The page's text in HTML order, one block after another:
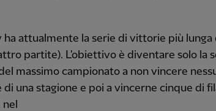
ha attualmente la serie di vittorie più lunga
partite). L'obiettivo è diventare solo la
massimo campionato a non vincere
una stagione e poi a vincerne cinque di